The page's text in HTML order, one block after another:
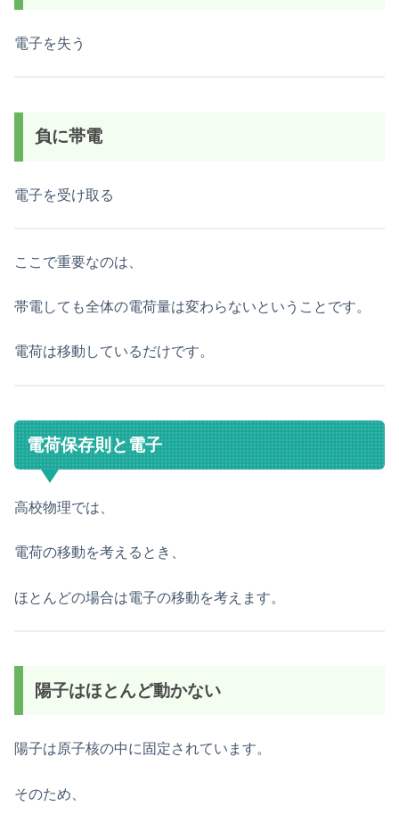
電子を失う
負に帯電
電子を受け取る
ここで重要なのは、
帯電しても全体の電荷量は変わらないということです。
電荷は移動しているだけです。
電荷保存則と電子
高校物理では、
電荷の移動を考えるとき、
ほとんどの場合は電子の移動を考えます。
陽子はほとんど動かない
陽子は原子核の中に固定されています。
そのため、